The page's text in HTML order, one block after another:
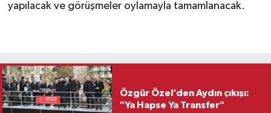
yapılacak ve görüşmeler oylamayla tamamlanacak.
Özgür Özel’den Aydın çıkışı:
"Ya Hapse Ya Transfer"